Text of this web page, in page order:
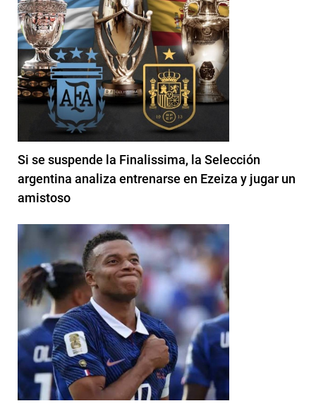
Si se suspende la Finalissima, la Selección
argentina analiza entrenarse en Ezeiza y jugar un
amistoso